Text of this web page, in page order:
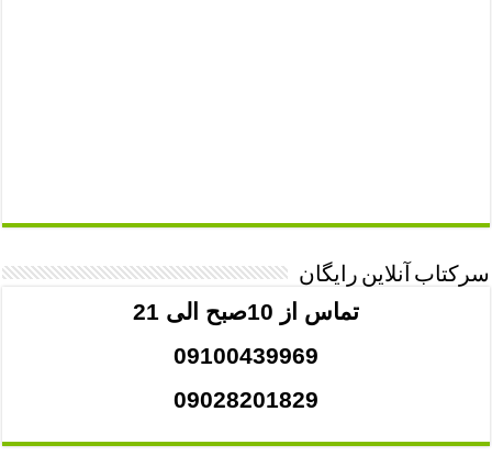
سرکتاب آنلاین رایگان
تماس از 10صبح الی 21
09100439969
09028201829